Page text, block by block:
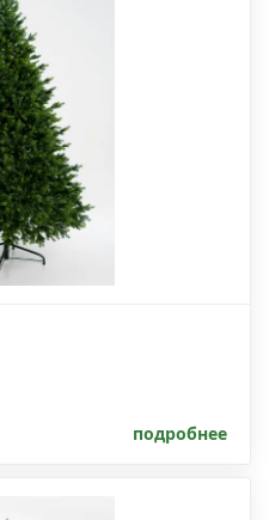
подробнее